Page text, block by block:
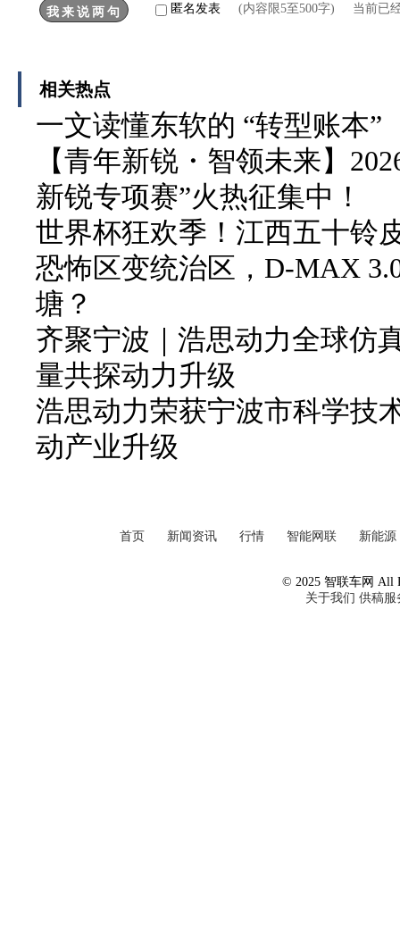
匿名发表 (内容限5至500字) 当前已
相关热点
一文读懂东软的 “转型账本”
【青年新锐・智领未来】
新锐专项赛”火热征集中！
世界杯狂欢季！江西五十铃
恐怖区变统治区，D-MAX
塘？
齐聚宁波｜浩思动力全球仿
量共探动力升级
浩思动力荣获宁波市科学技
动产业升级
首页 新闻资讯 行情 智能网联 新能源
© 2025 智联车网 All
关于我们 供稿服